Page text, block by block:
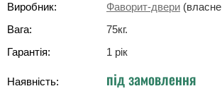
Виробник:
Фаворит-двери
Вага:
75кг.
Гарантія:
1 рік
Наявність: під замовлення